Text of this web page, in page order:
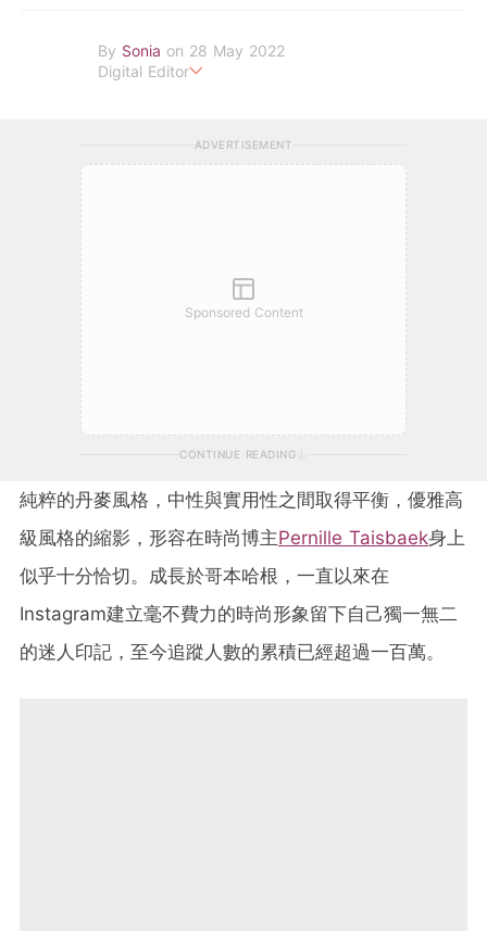
By Sonia on 28 May 2022
Digital Editor
ADVERTISEMENT
Sponsored Content
CONTINUE READING
純粹的丹麥風格，中性與實用性之間取得平衡，優雅高
級風格的縮影，形容在時尚博主Pernille Taisbaek身上
似乎十分恰切。成長於哥本哈根，一直以來在
Instagram建立毫不費力的時尚形象留下自己獨一無二
的迷人印記，至今追蹤人數的累積已經超過一百萬。